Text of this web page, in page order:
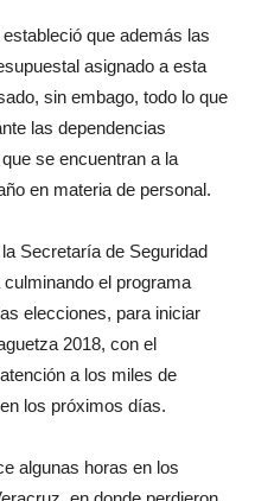
que además las
asignado a esta
sin embago, todo lo que
las dependencias
se encuentran a la
en materia de personal.
Secretaría de Seguridad
el programa
elecciones, para iniciar
2018, con el
a los miles de
los próximos días.
algunas horas en los